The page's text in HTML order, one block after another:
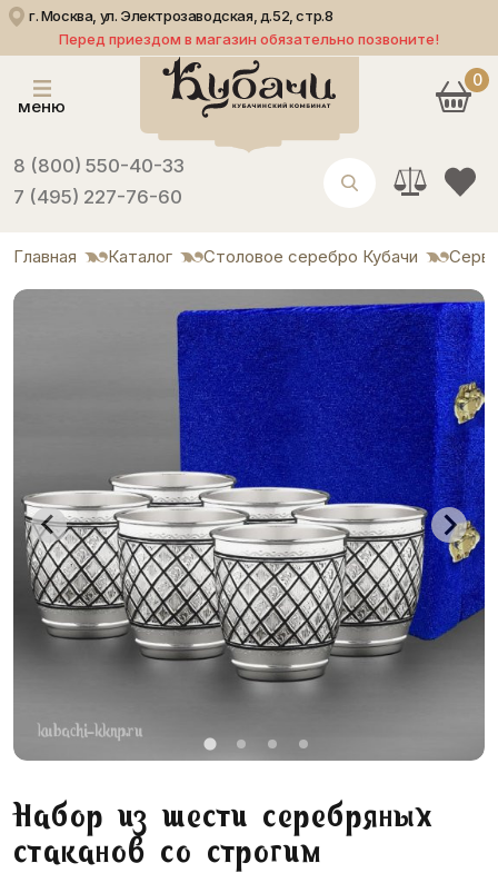
г. Москва, ул. Электрозаводская, д.52, стр.8
Перед приездом в магазин обязательно позвоните!
меню
8 (800) 550-40-33
7 (495) 227-76-60
0
Главная Каталог Столовое серебро Кубачи
Набор из шести серебряных
стаканов со строгим